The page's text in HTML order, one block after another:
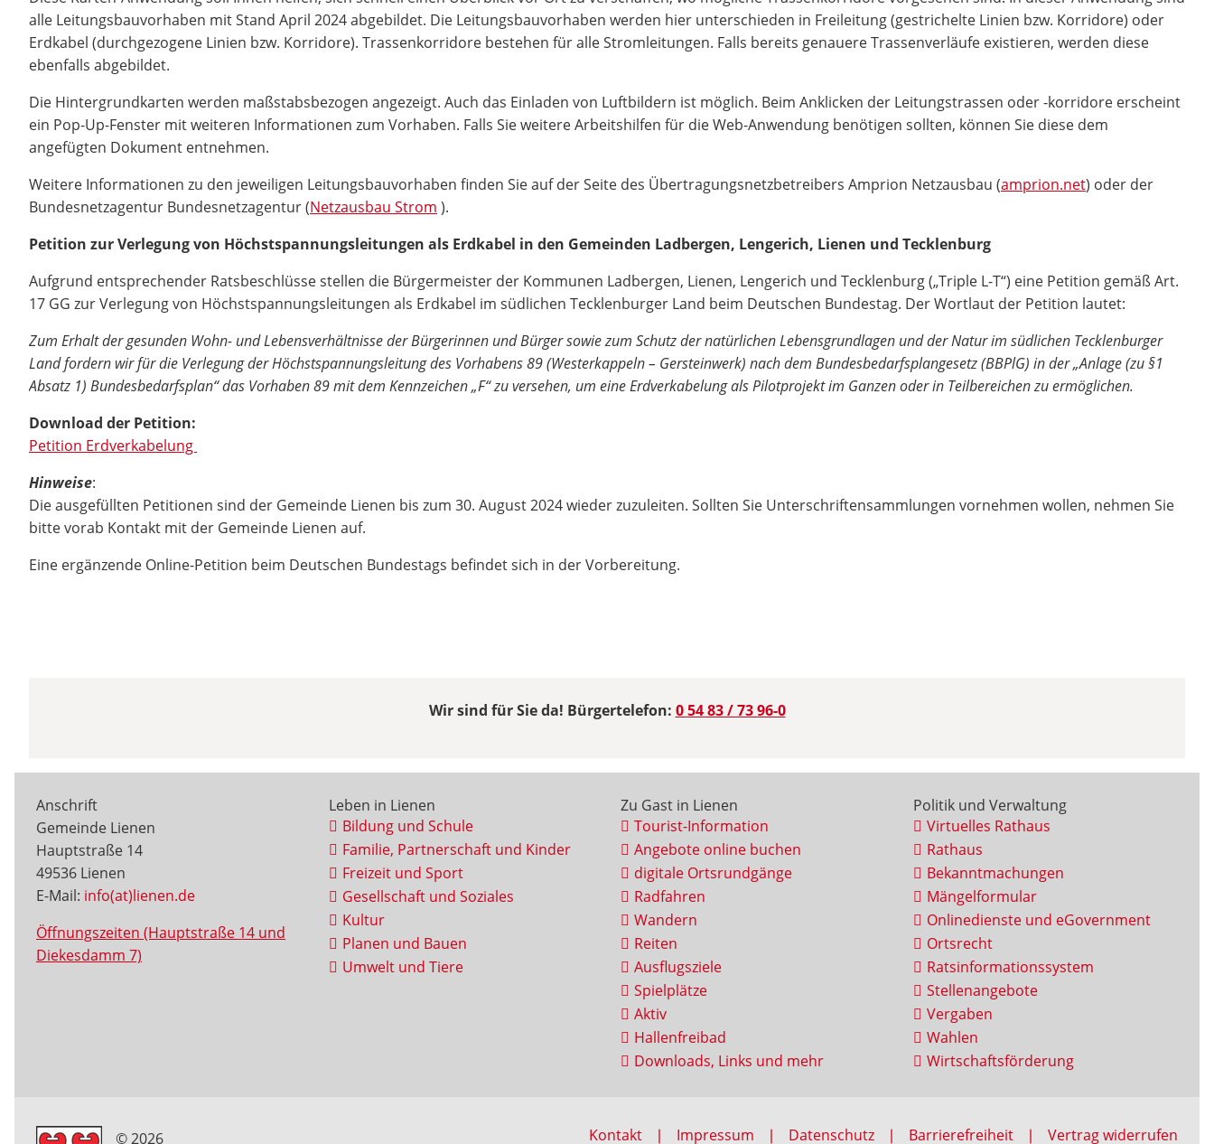
alle Leitungsbauvorhaben mit Stand April 2024 abgebildet. Die Leitungsbauvorhaben werden hier unterschieden in Freileitung (gestrichelte Linien bzw. Korridore) oder
Erdkabel (durchgezogene Linien bzw. Korridore). Trassenkorridore bestehen für alle Stromleitungen. Falls bereits genauere Trassenverläufe existieren, werden diese
ebenfalls abgebildet.
Die Hintergrundkarten werden maßstabsbezogen angezeigt. Auch das Einladen von Luftbildern ist möglich. Beim Anklicken der Leitungstrassen oder -korridore erscheint
ein Pop-Up-Fenster mit weiteren Informationen zum Vorhaben. Falls Sie weitere Arbeitshilfen für die Web-Anwendung benötigen sollten, können Sie diese dem
angefügten Dokument entnehmen.
Weitere Informationen zu den jeweiligen Leitungsbauvorhaben finden Sie auf der Seite des Übertragungsnetzbetreibers Amprion Netzausbau (amprion.net) oder der
Bundesnetzagentur Bundesnetzagentur (Netzausbau Strom ).
Petition zur Verlegung von Höchstspannungsleitungen als Erdkabel in den Gemeinden Ladbergen, Lengerich, Lienen und Tecklenburg
Aufgrund entsprechender Ratsbeschlüsse stellen die Bürgermeister der Kommunen Ladbergen, Lienen, Lengerich und Tecklenburg („Triple L-T“) eine Petition gemäß Art.
17 GG zur Verlegung von Höchstspannungsleitungen als Erdkabel im südlichen Tecklenburger Land beim Deutschen Bundestag. Der Wortlaut der Petition lautet:
Zum Erhalt der gesunden Wohn- und Lebensverhältnisse der Bürgerinnen und Bürger sowie zum Schutz der natürlichen Lebensgrundlagen und der Natur im südlichen Tecklenburger
Land fordern wir für die Verlegung der Höchstspannungsleitung des Vorhabens 89 (Westerkappeln – Gersteinwerk) nach dem Bundesbedarfsplangesetz (BBPlG) in der „Anlage (zu §1
Absatz 1) Bundesbedarfsplan“ das Vorhaben 89 mit dem Kennzeichen „F“ zu versehen, um eine Erdverkabelung als Pilotprojekt im Ganzen oder in Teilbereichen zu ermöglichen.
Download der Petition:
Petition Erdverkabelung
Hinweise:
Die ausgefüllten Petitionen sind der Gemeinde Lienen bis zum 30. August 2024 wieder zuzuleiten. Sollten Sie Unterschriftensammlungen vornehmen wollen, nehmen Sie
bitte vorab Kontakt mit der Gemeinde Lienen auf.
Eine ergänzende Online-Petition beim Deutschen Bundestags befindet sich in der Vorbereitung.
Wir sind für Sie da! Bürgertelefon: 0 54 83 / 73 96-0
Anschrift
Gemeinde Lienen
Hauptstraße 14
49536 Lienen
E-Mail: info(at)lienen.de
Öffnungszeiten (Hauptstraße 14 und
Diekesdamm 7)
Leben in Lienen
Bildung und Schule
Familie, Partnerschaft und Kinder
Freizeit und Sport
Gesellschaft und Soziales
Kultur
Planen und Bauen
Umwelt und Tiere
Zu Gast in Lienen
Tourist-Information
Angebote online buchen
digitale Ortsrundgänge
Radfahren
Wandern
Reiten
Ausflugsziele
Spielplätze
Aktiv
Hallenfreibad
Downloads, Links und mehr
Politik und Verwaltung
Virtuelles Rathaus
Rathaus
Bekanntmachungen
Mängelformular
Onlinedienste und eGovernment
Ortsrecht
Ratsinformationssystem
Stellenangebote
Vergaben
Wahlen
Wirtschaftsförderung
© 2026 Kontakt Impressum Datenschutz Barrierefreiheit Vertrag widerrufen